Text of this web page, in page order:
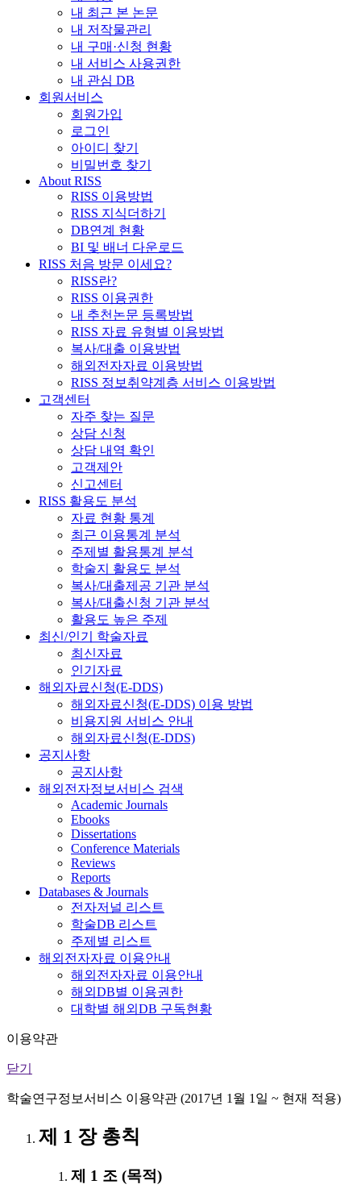
내 최근 본 논문
내 저작물관리
내 구매·신청 현황
내 서비스 사용권한
내 관심 DB
회원서비스
회원가입
로그인
아이디 찾기
비밀번호 찾기
About RISS
RISS 이용방법
RISS 지식더하기
DB연계 현황
BI 및 배너 다운로드
RISS 처음 방문 이세요?
RISS란?
RISS 이용권한
내 추천논문 등록방법
RISS 자료 유형별 이용방법
복사/대출 이용방법
해외전자자료 이용방법
RISS 정보취약계층 서비스 이용방법
고객센터
자주 찾는 질문
상담 신청
상담 내역 확인
고객제안
신고센터
RISS 활용도 분석
자료 현황 통계
최근 이용통계 분석
주제별 활용통계 분석
학술지 활용도 분석
복사/대출제공 기관 분석
복사/대출신청 기관 분석
활용도 높은 주제
최신/인기 학술자료
최신자료
인기자료
해외자료신청(E-DDS)
해외자료신청(E-DDS) 이용 방법
비용지원 서비스 안내
해외자료신청(E-DDS)
공지사항
공지사항
해외전자정보서비스 검색
Academic Journals
Ebooks
Dissertations
Conference Materials
Reviews
Reports
Databases & Journals
전자저널 리스트
학술DB 리스트
주제별 리스트
해외전자자료 이용안내
해외전자자료 이용안내
해외DB별 이용권한
대학별 해외DB 구독현황
이용약관
닫기
학술연구정보서비스 이용약관 (2017년 1월 1일 ~ 현재 적용)
제 1 장 총칙
제 1 조 (목적)